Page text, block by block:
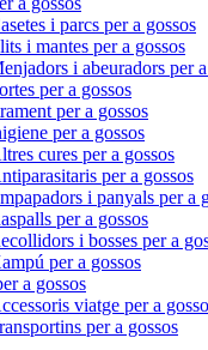
i parcs per a gossos
i mantes per a gossos
i abeuradors per
per a gossos
per a gossos
per a gossos
cures per a gossos
per a gossos
i panyals per a
per a gossos
i bosses per a
per a gossos
a gossos
viatge per a
per a gossos